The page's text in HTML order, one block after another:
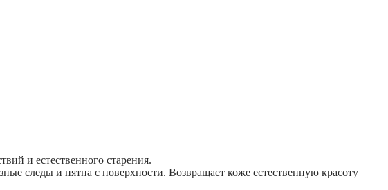
и естественного старения.
следы и пятна с поверхности. Возвращает коже естественную красоту